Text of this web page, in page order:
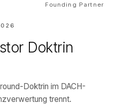
Founding Partner
Doktrin
Doktrin im DACH-
trennt.